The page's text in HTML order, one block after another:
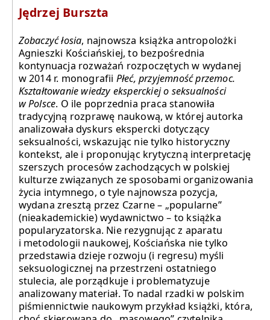
Jędrzej Burszta
Zobaczyć łosia, najnowsza książka antropolożki
Agnieszki Kościańskiej, to bezpośrednia
kontynuacja rozważań rozpoczętych w wydanej
w 2014 r. monografii Płeć, przyjemność przemoc.
Kształtowanie wiedzy eksperckiej o seksualności
w Polsce. O ile poprzednia praca stanowiła
tradycyjną rozprawę naukową, w której autorka
analizowała dyskurs ekspercki dotyczący
seksualności, wskazując nie tylko historyczny
kontekst, ale i proponując krytyczną interpretację
szerszych procesów zachodzących w polskiej
kulturze związanych ze sposobami organizowania
życia intymnego, o tyle najnowsza pozycja,
wydana zresztą przez Czarne – „popularne”
(nieakademickie) wydawnictwo – to książka
popularyzatorska. Nie rezygnując z aparatu
i metodologii naukowej, Kościańska nie tylko
przedstawia dzieje rozwoju (i regresu) myśli
seksuologicznej na przestrzeni ostatniego
stulecia, ale porządkuje i problematyzuje
analizowany materiał. To nadal rzadki w polskim
piśmiennictwie naukowym przykład książki, która,